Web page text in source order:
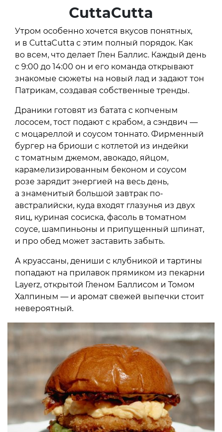
CuttaCutta
Утром особенно хочется вкусов понятных,
и в СuttaCutta с этим полный порядок. Как
во всем, что делает Глен Баллис. Каждый день
с 9:00 до 14:00 он и его команда открывают
знакомые сюжеты на новый лад и задают тон
Патрикам, создавая собственные тренды.
Драники готовят из батата с копченым
лососем, тост подают с крабом, а сэндвич —
с моцареллой и соусом тоннато. Фирменный
бургер на бриоши с котлетой из индейки
с томатным джемом, авокадо, яйцом,
карамелизированным беконом и соусом
розе зарядит энергией на весь день,
а знаменитый большой завтрак по-
австралийски, куда входят глазунья из двух
яиц, куриная сосиска, фасоль в томатном
соусе, шампиньоны и припущенный шпинат,
и про обед может заставить забыть.
А круассаны, дениши с клубникой и тартины
попадают на прилавок прямиком из пекарни
Layerz, открытой Гленом Баллисом и Томом
Халпиным — и аромат свежей выпечки стоит
невероятный.